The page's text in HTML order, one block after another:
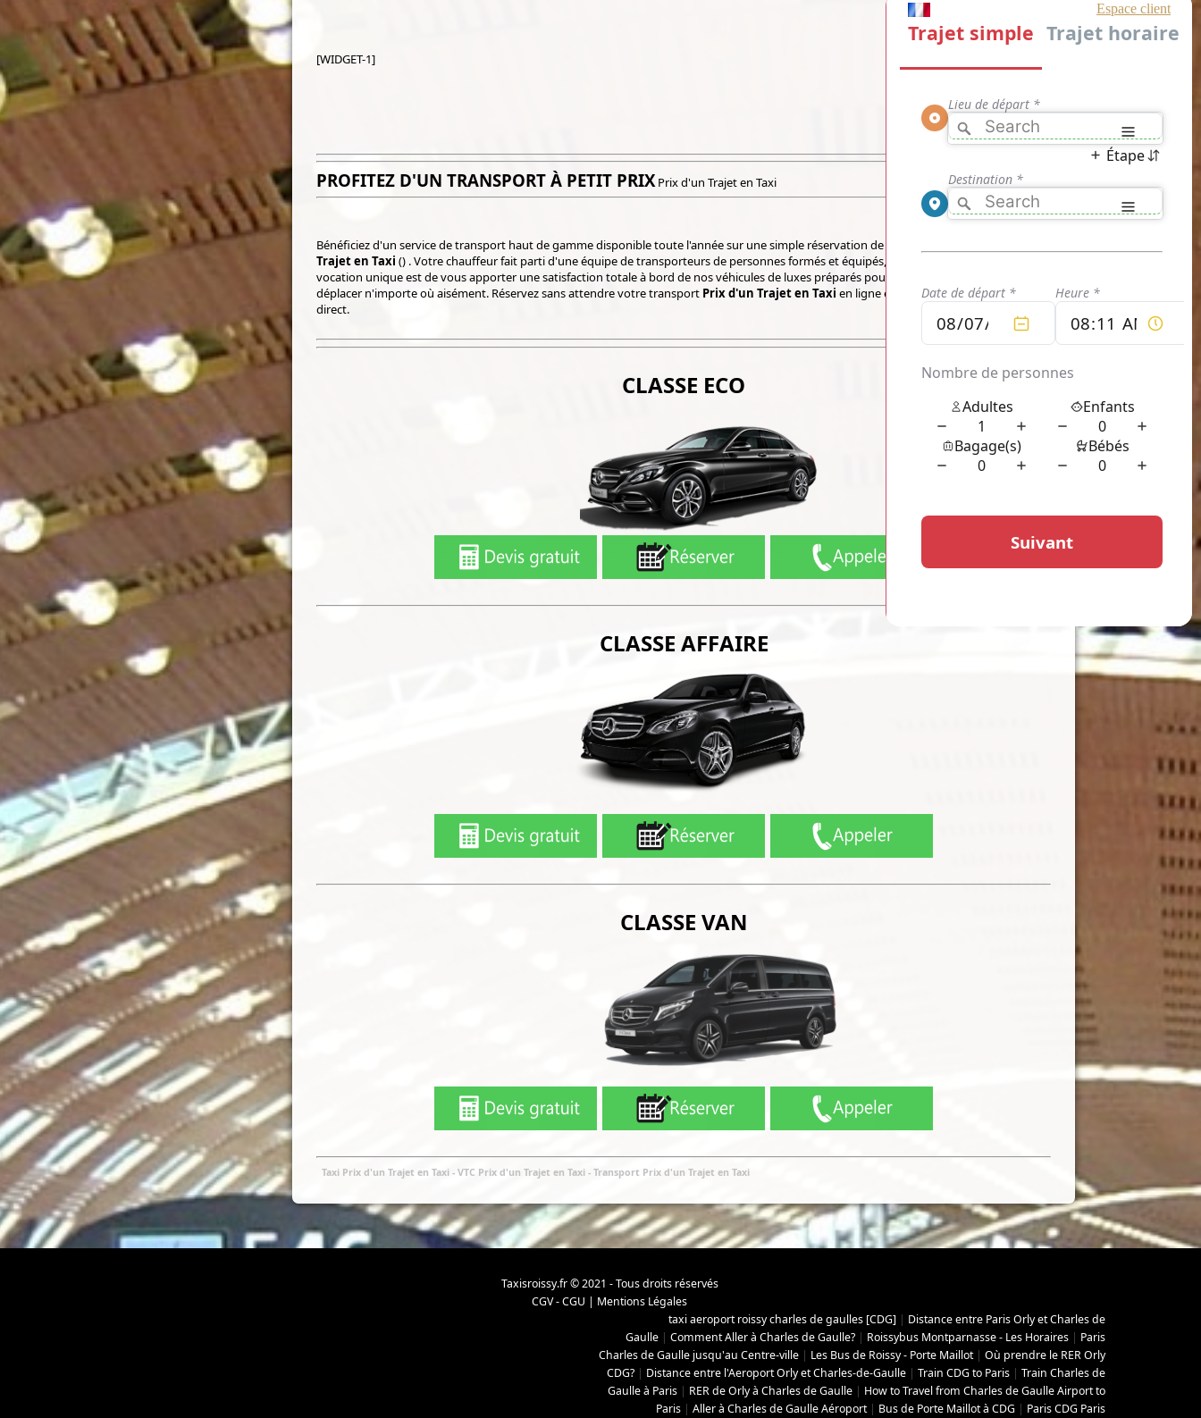
[WIDGET-1]
PROFITEZ D'UN TRANSPORT À PETIT PRIXPrix d'un Trajet en Taxi
Bénéficiez d'un service de transport haut de gamme disponible toute l'année sur une simple réservation de trajet en ligne
Trajet en Taxi () . Votre chauffeur fait parti d'une équipe de transporteurs de personnes formés et équipés, des professionnels dont la
vocation unique est de vous apporter une satisfaction totale à bord de nos véhicules de luxes préparés pour vous permettre de vous
déplacer n'importe où aisément. Réservez sans attendre votre transport Prix d'un Trajet en Taxi en ligne et découvrez votre tarif en
direct.
CLASSE ECO
CLASSE AFFAIRE
CLASSE VAN
Taxi Prix d'un Trajet en Taxi- VTC Prix d'un Trajet en Taxi -Transport Prix d'un Trajet en Taxi
Taxisroissy.fr © 2021 - Tous droits réservés
CGV - CGU | Mentions Légales
taxi aeroport roissy charles de gaulles [CDG] | Distance entre Paris Orly et Charles de
Gaulle | Comment Aller à Charles de Gaulle? | Roissybus Montparnasse - Les Horaires | Paris
Charles de Gaulle jusqu'au Centre-ville | Les Bus de Roissy - Porte Maillot| Où prendre le RER Orly
CDG? | Distance entre l'Aeroport Orly et Charles-de-Gaulle | Train CDG to Paris | Train Charles de
Gaulle à Paris | RER de Orly à Charles de Gaulle | How to Travel from Charles de Gaulle Airport to
Paris | Aller à Charles de Gaulle Aéroport| Bus de Porte Maillot à CDG | Paris CDG Paris